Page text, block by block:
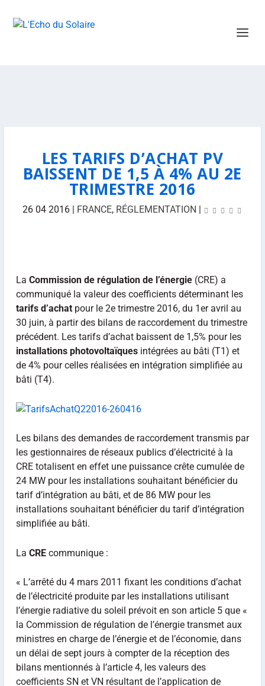
LES TARIFS D’ACHAT PV
BAISSENT DE 1,5 À 4% AU 2E
TRIMESTRE 2016
26 04 2016| FRANCE, RÉGLEMENTATION |
La Commission de régulation de l’énergie(CRE) a
communiqué la valeur des coefficients déterminant les
tarifs d’achatpour le 2e trimestre 2016, du 1er avril au
30 juin, à partir des bilans de raccordement du trimestre
précédent. Les tarifs d’achat baissent de 1,5% pour les
installations photovoltaïquesintégrées au bâti (T1) et
de 4% pour celles réalisées en intégration simplifiée au
bâti (T4).
Les bilans des demandes de raccordement transmis par
les gestionnaires de réseaux publics d’électricité à la
CRE totalisent en effet une puissance crête cumulée de
24 MW pour les installations souhaitant bénéficier du
tarif d’intégration au bâti, et de 86 MW pour les
installations souhaitant bénéficier du tarif d’intégration
simplifiée au bâti.
La CREcommunique :
« L’arrêté du 4 mars 2011 fixant les conditions d’achat
de l’électricité produite par les installations utilisant
l’énergie radiative du soleil prévoit en son article 5 que «
la Commission de régulation de l’énergie transmet aux
ministres en charge de l’énergie et de l’économie, dans
un délai de sept jours à compter de la réception des
bilans mentionnés à l’article 4, les valeurs des
coefficients SN et VN résultant de l’application de